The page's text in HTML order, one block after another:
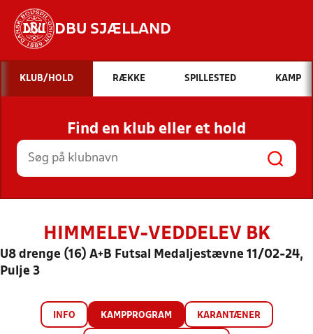
DBU SJÆLLAND
Hvad vil du søge efter?
INDHOLD OG NYHEDER
STILLINGER, RESULTATER, KLUBBER OG
HOLD
KLUB/HOLD RÆKKE SPILLESTED KAMP
Find en klub eller et hold
HIMMELEV-VEDDELEV BK
U8 drenge (16) A+B Futsal Medaljestævne 11/02-24,
Pulje 3
INFO KAMPPROGRAM KARANTÆNER